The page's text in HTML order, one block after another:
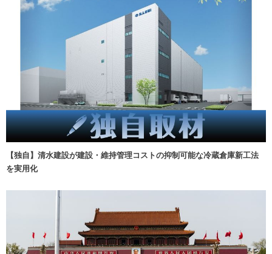
【独自】清水建設が建設・維持管理コストの抑制可能な冷蔵倉庫新工法
を実用化